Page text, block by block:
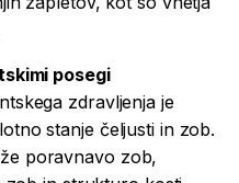
posegi
zdravljenja je
stanje čeljusti in zob.
poravnavo zob,